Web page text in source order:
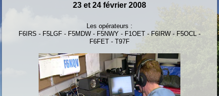
23 et 24 février 2008
Les opérateurs :
F6IRS - F5LGF - F5MDW - F5NWY - F1OET - F6IRW - F5OCL -
F6FET - T97F